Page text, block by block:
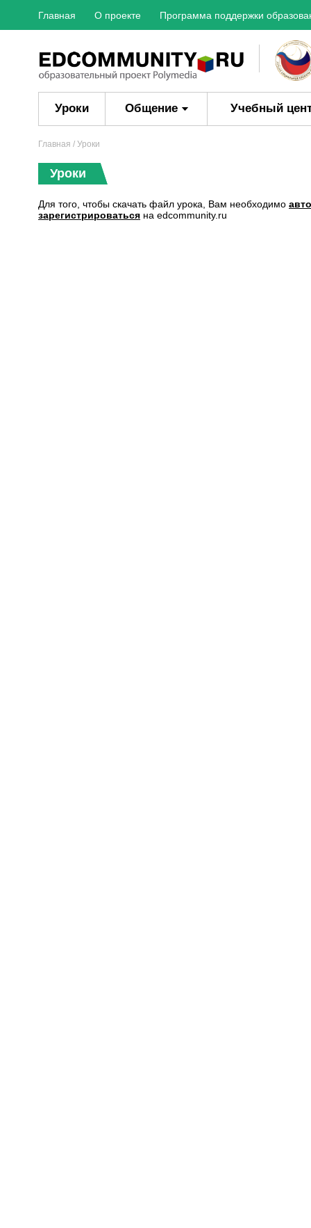
Главная О проекте Программа поддержки
Уроки Общение Учебный
Главная / Уроки
Уроки
Для того, чтобы скачать файл урока, Вам необходимо
зарегистрироваться на edcommunity.ru